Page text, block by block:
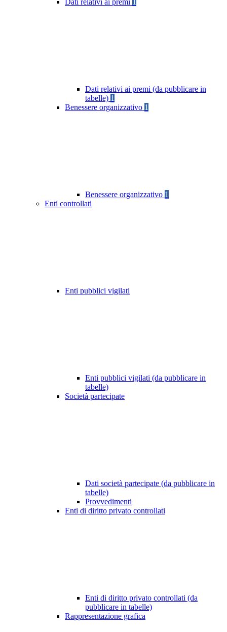
Dati relativi ai premi
Dati relativi ai premi (da pubblicare in
tabelle) 1
Benessere organizzativo 1
Benessere organizzativo 1
Enti controllati
Enti pubblici vigilati
Enti pubblici vigilati (da pubblicare in
tabelle)
Società partecipate
Dati società partecipate (da pubblicare in
tabelle)
Provvedimenti
Enti di diritto privato controllati
Enti di diritto privato controllati (da
pubblicare in tabelle)
Rappresentazione grafica